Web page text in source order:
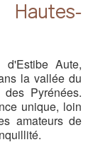
Aute,
la vallée du
Pyrénées.
unique, loin
amateurs de